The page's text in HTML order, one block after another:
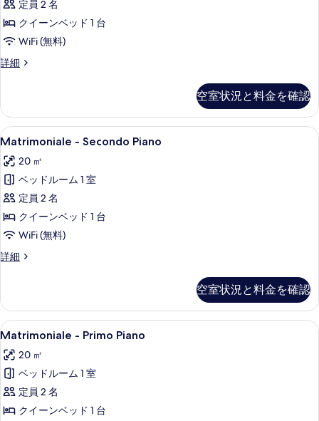
す
べ
て
の
を
表
示
す
る
定員 2 名
クイーンベッド 1 台
WiFi (無料)
詳細
Matrimoniale
の
詳
細
空室状況と料金を確認
Matrimoniale
-
Secondo
Piano
の
す
べ
て
真
を
表
示
す
る
Matrimoniale - Secondo Piano | ミニ
4
Matrimoniale - Secondo Piano
20 ㎡
ベッドルーム 1 室
定員 2 名
クイーンベッド 1 台
WiFi (無料)
詳細
Matrimoniale
の
詳
細
空室状況と料金を確認
Matrimoniale
-
Primo
Piano
の
す
Matrimoniale - Primo Piano | ミニバ
4
Matrimoniale - Primo Piano
20 ㎡
ベッドルーム 1 室
定員 2 名
クイーンベッド 1 台